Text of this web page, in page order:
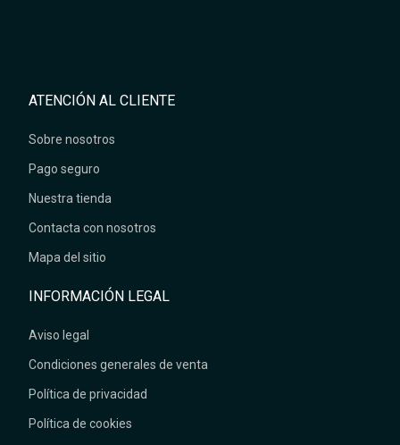
ATENCIÓN AL CLIENTE
Sobre nosotros
Pago seguro
Nuestra tienda
Contacta con nosotros
Mapa del sitio
INFORMACIÓN LEGAL
Aviso legal
Condiciones generales de venta
Política de privacidad
Política de cookies